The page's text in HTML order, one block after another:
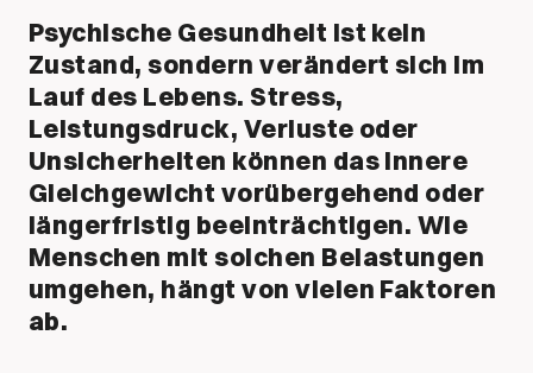
Psychische Gesundheit ist kein
Zustand, sondern verändert sich im
Lauf des Lebens. Stress,
Leistungsdruck, Verluste oder
Unsicherheiten können das innere
Gleichgewicht vorübergehend oder
längerfristig beeinträchtigen. Wie
Menschen mit solchen Belastungen
umgehen, hängt von vielen Faktoren
ab.